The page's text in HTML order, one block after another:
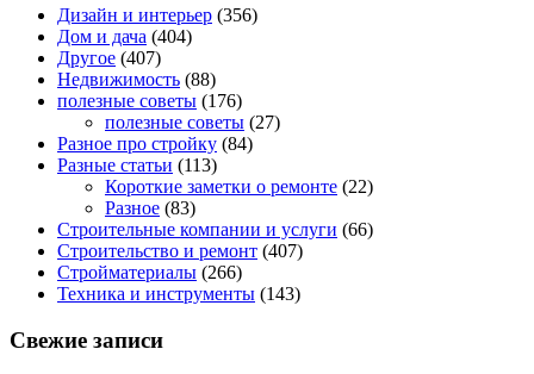
Дизайн и интерьер (356)
Дом и дача (404)
Другое (407)
Недвижимость (88)
полезные советы (176)
полезные советы (27)
Разное про стройку (84)
Разные статьи (113)
Короткие заметки о ремонте (22)
Разное (83)
Строительные компании и услуги (66)
Строительство и ремонт (407)
Стройматериалы (266)
Техника и инструменты (143)
Свежие записи